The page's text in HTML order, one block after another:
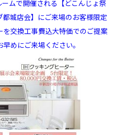
ムで開催される【どこんじょ祭
城店会】にご来場のお客様限定
交換工事費込大特価でのご提案
めにご来場ください。